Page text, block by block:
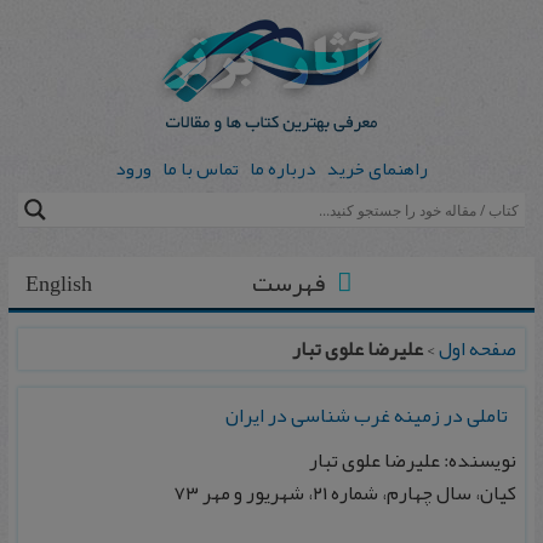
راهنمای خرید درباره ما تماس با ما ورود
English فهرست
صفحه اول>عليرضا علوی تبار
تاملی در زمينه غرب شناسی در ايران
نویسنده: عليرضا علوی تبار
كيان، سال چهارم، شماره ۲۱، شهريور و مهر ۷۳